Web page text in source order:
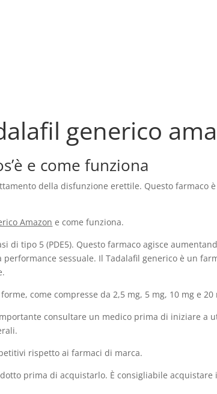
generico
e come funziona
della disfunzione erettile. Questo farmaco
Amazon e come funziona.
tipo 5 (PDE5). Questo farmaco agisce
sessuale. Il Tadalafil generico è un
come compresse da 2,5 mg, 5 mg, 10 mg e 20
consultare un medico prima di iniziare a
rispetto ai farmaci di marca.
prima di acquistarlo. È consigliabile